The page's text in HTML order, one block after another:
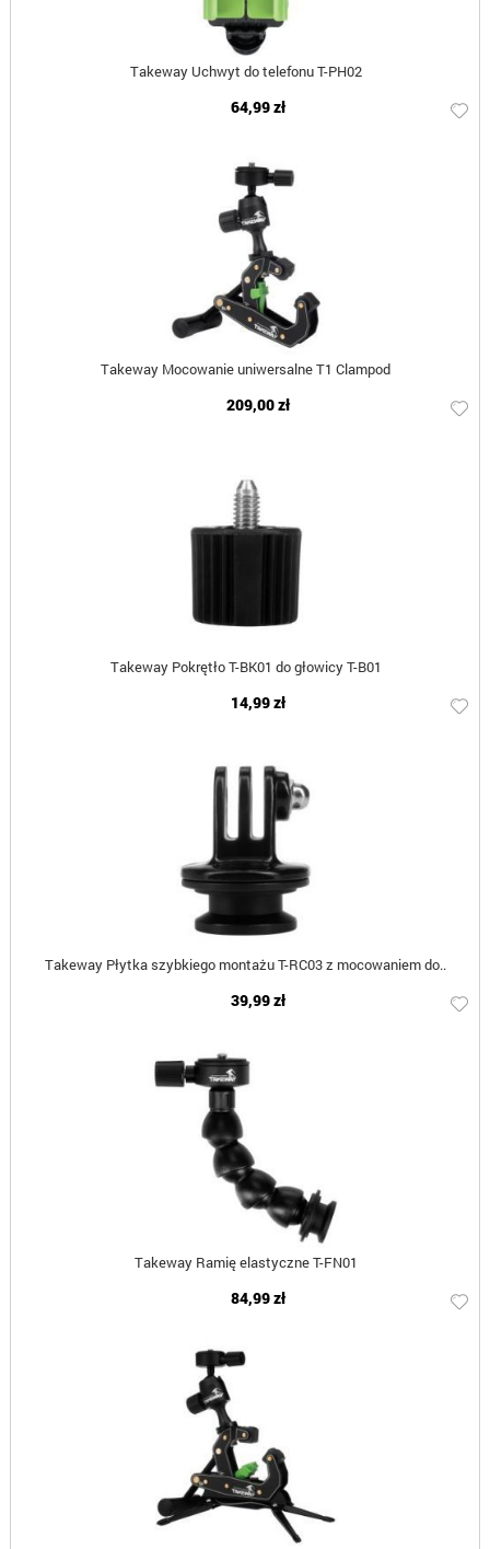
Takeway Uchwyt do telefonu T-PH02
64,99 zł
Takeway Mocowanie uniwersalne T1 Clampod
209,00 zł
Takeway Pokrętło T-BK01 do głowicy T-B01
14,99 zł
Takeway Płytka szybkiego montażu T-RC03 z mocowaniem do..
39,99 zł
Takeway Ramię elastyczne T-FN01
84,99 zł